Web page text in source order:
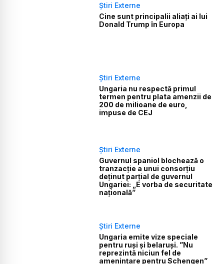
Știri Externe
Cine sunt principalii aliați ai lui
Donald Trump în Europa
Știri Externe
Ungaria nu respectă primul
termen pentru plata amenzii de
200 de milioane de euro,
impuse de CEJ
Știri Externe
Guvernul spaniol blochează o
tranzacție a unui consorțiu
deținut parțial de guvernul
Ungariei: „E vorba de securitate
națională”
Știri Externe
Ungaria emite vize speciale
pentru ruși și belaruşi. ”Nu
reprezintă niciun fel de
ameninţare pentru Schengen”